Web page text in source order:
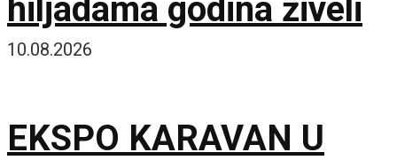
hiljadama godina živeli
10.08.2026
EKSPO KARAVAN U